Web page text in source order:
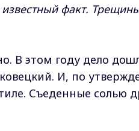
известный факт.
В этом году дело
И, по
Съеденные солью